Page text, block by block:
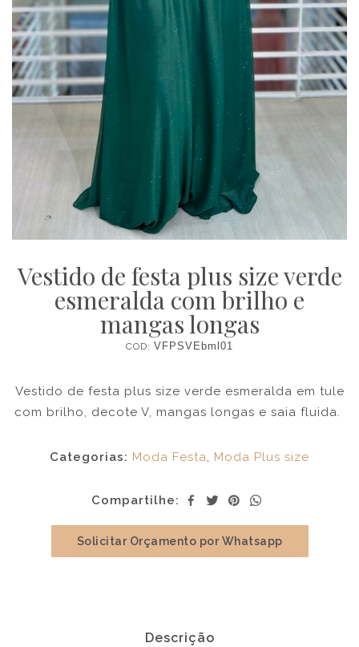
Vestido de festa plus size verde
esmeralda com brilho e
mangas longas
COD: VFPSVEbml01
Vestido de festa plus size verde esmeralda em tule
com brilho, decote V, mangas longas e saia fluida.
Categorias: Moda Festa, Moda Plus size
Compartilhe:
Solicitar Orçamento por Whatsapp
Descrição